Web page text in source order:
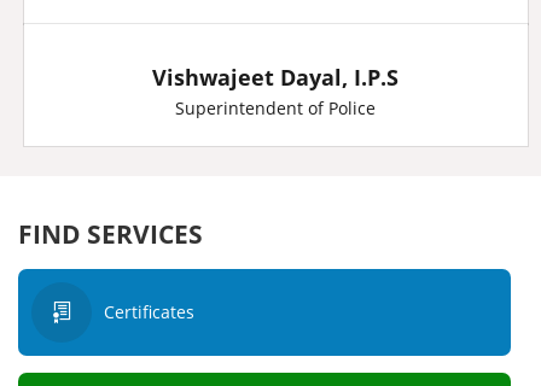
Vishwajeet Dayal, I.P.S
Superintendent of Police
FIND SERVICES
Certificates